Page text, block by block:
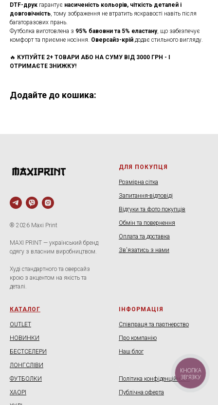
DTF-друк гарантує насиченість кольорів, чіткість деталей і
довговічність, тому зображення не втратить яскравості навіть після
багаторазових прань.
Футболка виготовлена з 95% бавовни та 5% еластану, що забезпечує
комфорт та приємне носіння. Оверсайз-крій додає стильного вигляду.
🔥 КУПУЙТЕ 2+ ТОВАРИ АБО НА СУМУ ВІД 3000 ГРН - І
ОТРИМАЄТЕ ЗНИЖКУ!
Додайте до кошика:
® 2026 Maxi Print
MAXI PRINT — український бренд
одягу з власним виробництвом.
Худі стандартного та оверсайз
крою з акцентом на якість та
деталі.
ДЛЯ ПОКУПЦЯ
Розмірна сітка
Запитання-відповіді
Відгуки та фото покупців
Обмін та повернення
Оплата та доставка
Зв'язатись з нами
КАТАЛОГ
OUTLET
НОВИНКИ
БЕСТСЕЛЕРИ
ЛОНГСЛІВИ
ФУТБОЛКИ
ХАОРІ
ІНФОРМАЦІЯ
Співпраця та партнерство
Про компанію
Наш блог
Політика конфіденційності
Публічна оферта
КНОПКА
ЗВ'ЯЗКУ